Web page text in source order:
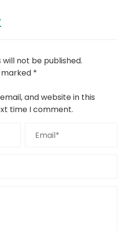
not be published.
marked *
and website in this
time I comment.